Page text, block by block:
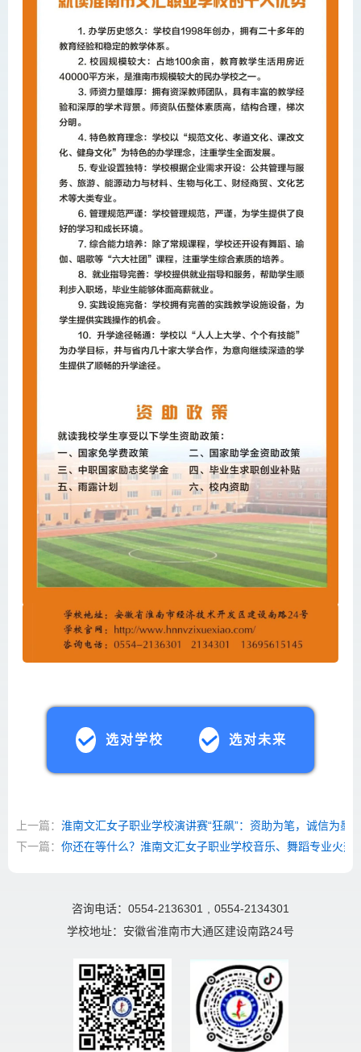
选对学校 选对未来
上一篇： 淮南文汇女子职业学校演讲赛“狂飙”：资助为笔，诚信为墨
下一篇： 你还在等什么？淮南文汇女子职业学校音乐、舞蹈专业火热
咨询电话：0554-2136301 , 0554-2134301
学校地址：安徽省淮南市大通区建设南路24号